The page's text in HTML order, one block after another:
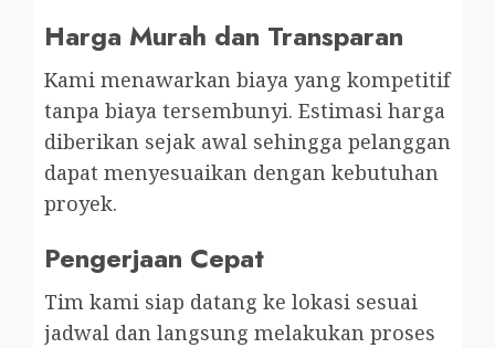
Harga Murah dan Transparan
Kami menawarkan biaya yang kompetitif
tanpa biaya tersembunyi. Estimasi harga
diberikan sejak awal sehingga pelanggan
dapat menyesuaikan dengan kebutuhan
proyek.
Pengerjaan Cepat
Tim kami siap datang ke lokasi sesuai
jadwal dan langsung melakukan proses